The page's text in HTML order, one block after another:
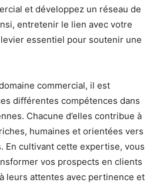
et développez un réseau de
entretenir le lien avec votre
essentiel pour soutenir une
commercial, il est
différentes compétences dans
Chacune d’elles contribue à
humaines et orientées vers
En cultivant cette expertise, vous
vos prospects en clients
leurs attentes avec pertinence et